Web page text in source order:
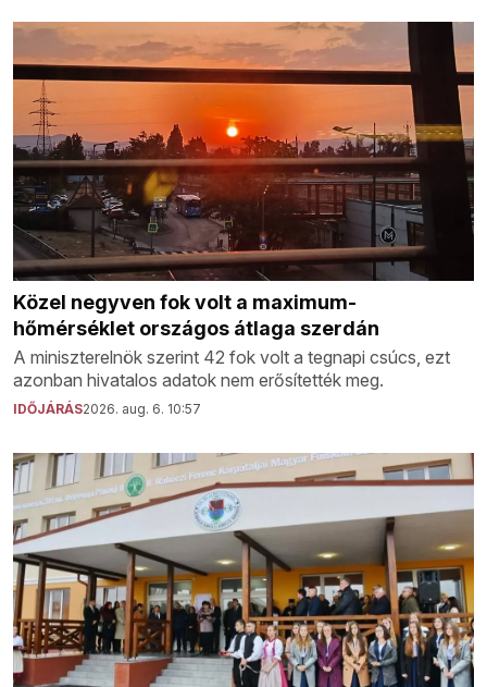
Közel negyven fok volt a maximum-
hőmérséklet országos átlaga szerdán
A miniszterelnök szerint 42 fok volt a tegnapi csúcs, ezt
azonban hivatalos adatok nem erősítették meg.
IDŐJÁRÁS2026. aug. 6. 10:57